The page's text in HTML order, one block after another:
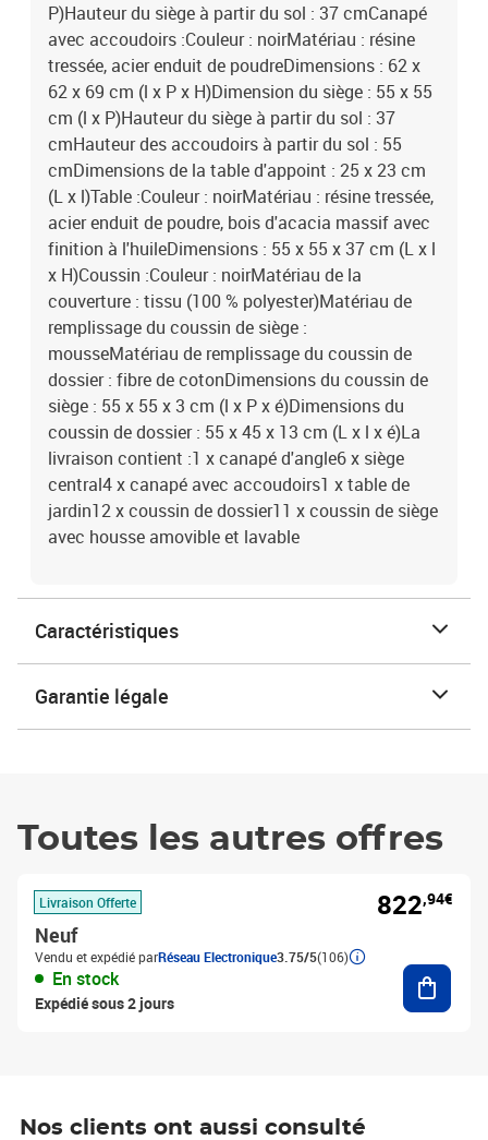
P)Hauteur du siège à partir du sol : 37 cmCanapé
avec accoudoirs :Couleur : noirMatériau : résine
tressée, acier enduit de poudreDimensions : 62 x
62 x 69 cm (l x P x H)Dimension du siège : 55 x 55
cm (l x P)Hauteur du siège à partir du sol : 37
cmHauteur des accoudoirs à partir du sol : 55
cmDimensions de la table d'appoint : 25 x 23 cm
(L x l)Table :Couleur : noirMatériau : résine tressée,
acier enduit de poudre, bois d'acacia massif avec
finition à l'huileDimensions : 55 x 55 x 37 cm (L x l
x H)Coussin :Couleur : noirMatériau de la
couverture : tissu (100 % polyester)Matériau de
remplissage du coussin de siège :
mousseMatériau de remplissage du coussin de
dossier : fibre de cotonDimensions du coussin de
siège : 55 x 55 x 3 cm (l x P x é)Dimensions du
coussin de dossier : 55 x 45 x 13 cm (L x l x é)La
livraison contient :1 x canapé d'angle6 x siège
central4 x canapé avec accoudoirs1 x table de
jardin12 x coussin de dossier11 x coussin de siège
avec housse amovible et lavable
Caractéristiques
Garantie légale
Toutes les autres offres
Livraison Offerte
Neuf
Vendu et expédié parRéseau Electronique3.75/5(106)
En stock
Expédié sous 2 jours
822,94€
Nos clients ont aussi consulté